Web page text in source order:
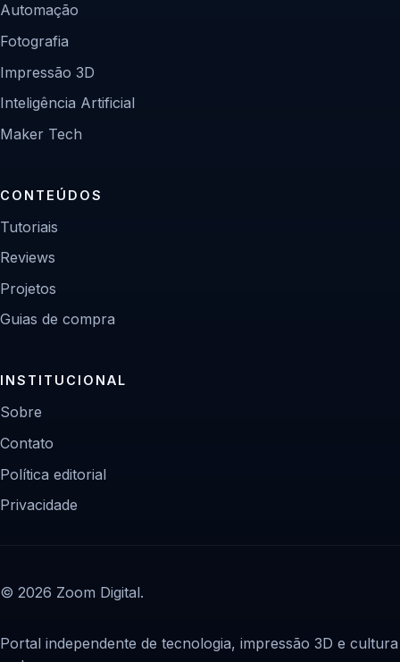
Automação
Fotografia
Impressão 3D
Inteligência Artificial
Maker Tech
CONTEÚDOS
Tutoriais
Reviews
Projetos
Guias de compra
INSTITUCIONAL
Sobre
Contato
Política editorial
Privacidade
© 2026 Zoom Digital.
Portal independente de tecnologia, impressão 3D e cultura